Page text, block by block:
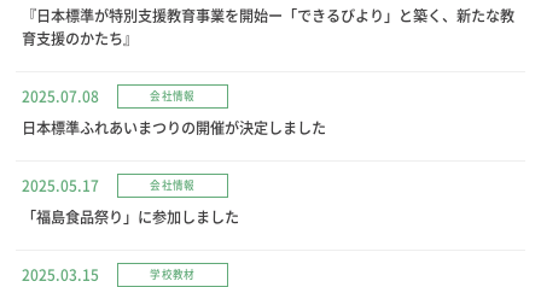
『日本標準が特別支援教育事業を開始ー「できるびより」と築く、新たな教
育支援のかたち』
2025.07.08 会社情報
日本標準ふれあいまつりの開催が決定しました
2025.05.17 会社情報
「福島食品祭り」に参加しました
2025.03.15 学校教材